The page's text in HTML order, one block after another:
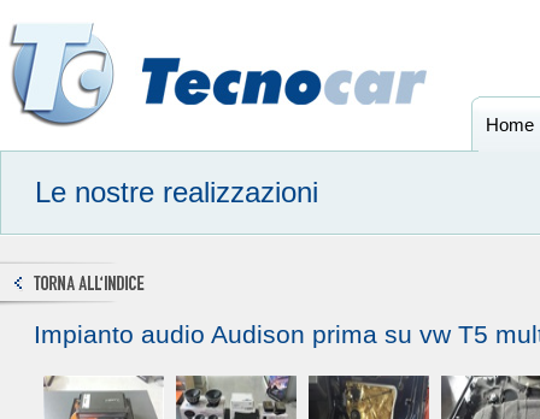
Home
Le nostre realizzazioni
Impianto audio Audison prima su vw T5